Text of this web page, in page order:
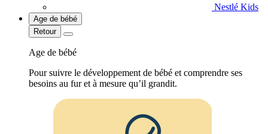
Nestlé Kids
Age de bébé
Retour
Age de bébé
Pour suivre le développement de bébé et comprendre ses
besoins au fur et à mesure qu’il grandit.